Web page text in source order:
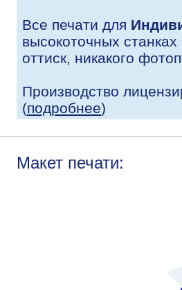
Все печати для
высокоточных
оттиск, никакого
Производство
(подробнее)
Макет печати: